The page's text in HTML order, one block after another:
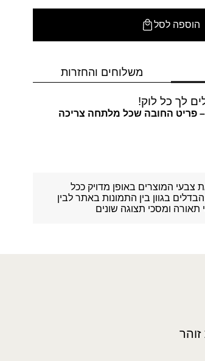
הוספה לסל
משלוחים והחזרות
לך כל לוק!
– פריט החובה שכל מלתחה צריכה
צבעי המוצרים באופן מדויק ככל
בגוון בין התמונות באתר לבין
ומסכי תצוגה שונים